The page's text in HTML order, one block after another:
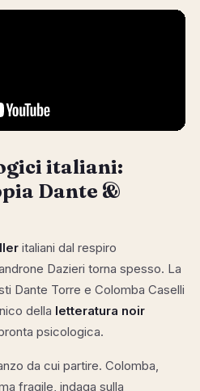
italiani:
Dante &
italiani dal respiro
Dazieri torna spesso. La
Dante Torre e Colomba Caselli
della letteratura noir
psicologica.
da cui partire. Colomba,
fragile, indaga sulla